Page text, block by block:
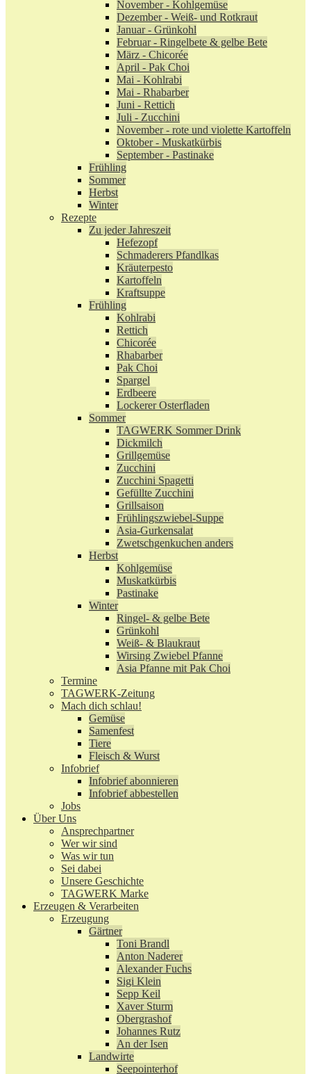
November - Kohlgemüse
Dezember - Weiß- und Rotkraut
Januar - Grünkohl
Februar - Ringelbete & gelbe Bete
März - Chicorée
April - Pak Choi
Mai - Kohlrabi
Mai - Rhabarber
Juni - Rettich
Juli - Zucchini
November - rote und violette Kartoffeln
Oktober - Muskatkürbis
September - Pastinake
Frühling
Sommer
Herbst
Winter
Rezepte
Zu jeder Jahreszeit
Hefezopf
Schmaderers Pfandlkas
Kräuterpesto
Kartoffeln
Kraftsuppe
Frühling
Kohlrabi
Rettich
Chicorée
Rhabarber
Pak Choi
Spargel
Erdbeere
Lockerer Osterfladen
Sommer
TAGWERK Sommer Drink
Dickmilch
Grillgemüse
Zucchini
Zucchini Spagetti
Gefüllte Zucchini
Grillsaison
Frühlingszwiebel-Suppe
Asia-Gurkensalat
Zwetschgenkuchen anders
Herbst
Kohlgemüse
Muskatkürbis
Pastinake
Winter
Ringel- & gelbe Bete
Grünkohl
Weiß- & Blaukraut
Wirsing Zwiebel Pfanne
Asia Pfanne mit Pak Choi
Termine
TAGWERK-Zeitung
Mach dich schlau!
Gemüse
Samenfest
Tiere
Fleisch & Wurst
Infobrief
Infobrief abonnieren
Infobrief abbestellen
Jobs
Über Uns
Ansprechpartner
Wer wir sind
Was wir tun
Sei dabei
Unsere Geschichte
TAGWERK Marke
Erzeugen & Verarbeiten
Erzeugung
Gärtner
Toni Brandl
Anton Naderer
Alexander Fuchs
Sigi Klein
Sepp Keil
Xaver Sturm
Obergrashof
Johannes Rutz
An der Isen
Landwirte
Seepointerhof